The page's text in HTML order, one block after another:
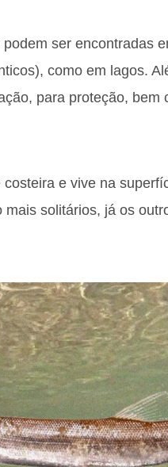
ser encontradas
como em lagos.
para proteção, bem
e vive na
solitários, já os